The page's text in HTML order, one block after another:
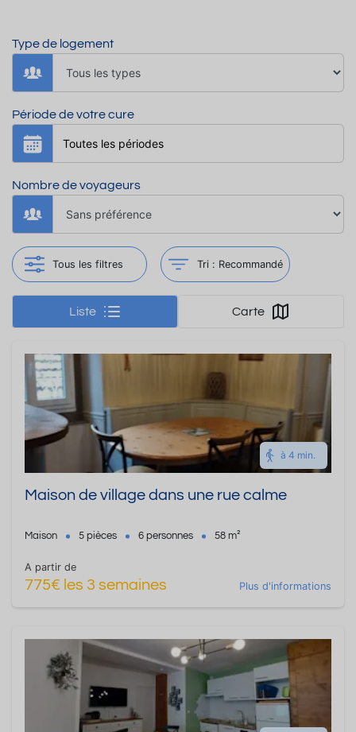
Parking extérieur gratuit
septembre. Les Bains du
commerces et les balades
agréablement votre séjour.
Type de logement
Période de votre cure
Nombre de voyageurs
Tous les filtres Tri : Recommandé
Liste Carte
à 4 min.
Maison de village dans une rue calme
Maison 5 pièces 6 personnes 58 m²
A partir de
775€ les 3 semaines Plus d'informations